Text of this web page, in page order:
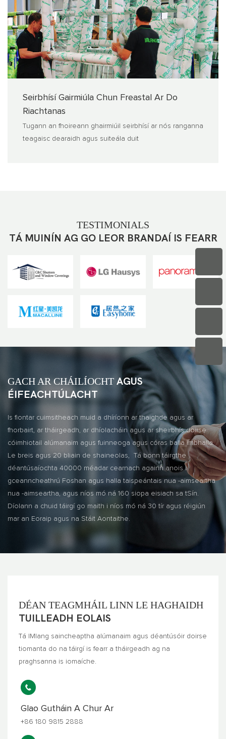
Seirbhísí Gairmiúla Chun Freastal Ar Do
Riachtanas
Tugann an fhoireann ghairmiúil seirbhísí ar nós ranganna
teagaisc dearaidh agus suiteála duit
TESTIMONIALS
TÁ MUINÍN AG GO LEOR BRANDAÍ IS FEARR
GACH AR CHÁILÍOCHT AGUS
ÉIFEACHTÚLACHT
Is fiontar cuimsitheach muid a dhíríonn ar thaighde agus ar
fhorbairt, ar tháirgeadh, ar dhíolacháin agus ar sheirbhís doirse
cóimhiotail alúmanaim agus fuinneoga agus córas balla imbhalla.
Le breis agus 20 bliain de shaineolas, Tá bonn táirgthe
déantúsaíochta 40000 méadar cearnach againn anois i
gceanncheathrú Foshan agus halla taispeántais nua -aimseartha
nua -aimseartha, agus níos mó ná 160 siopa eisiach sa tSín.
Díolann a chuid táirgí go maith i níos mó ná 30 tír agus réigiún
mar an Eoraip agus na Stáit Aontaithe.
DÉAN TEAGMHÁIL LINN LE HAGHAIDH
TUILLEADH EOLAIS
Tá IMlang saincheaptha alúmanaim agus déantúsóir doirse
tiomanta do na táirgí is fearr a tháirgeadh ag na
praghsanna is iomaíche.
Glao Gutháin A Chur Ar
+86 180 9815 2888